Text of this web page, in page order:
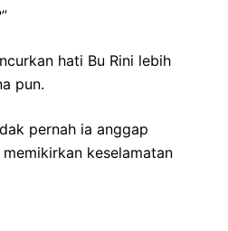
hati Bu Rini lebih
pun.
pernah ia anggap
keselamatan